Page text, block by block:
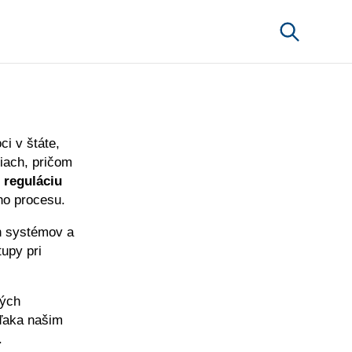
v štáte,
pričom
reguláciu
procesu.
systémov a
pri
našim